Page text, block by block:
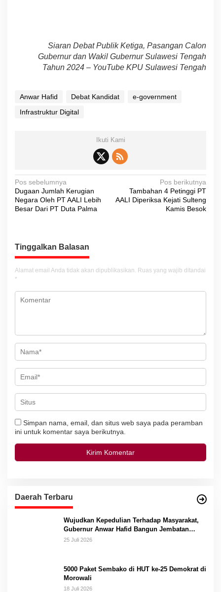
Siaran Debat Publik Ketiga, Pasangan Calon
Gubernur dan Wakil Gubernur Sulawesi Tengah
Tahun 2024 – YouTube KPU Sulawesi Tengah
Anwar Hafid Debat Kandidat
e-government
Infrastruktur Digital
Ikuti Kami
N
a
v
a
s
i
p
Pos sebelumnya
Dugaan Jumlah Kerugian
Negara Oleh PT AALI Lebih
Besar Dari PT Duta Palma
Pos berikutnya
Tambahan 4 Petinggi PT
AALI Diperiksa Kejati Sulteng
Kamis Besok
Tinggalkan Balasan
Alamat email Anda tidak akan dipublikasikan. Ruas yang wajib ditandai
*
Simpan nama, email, dan situs web saya pada peramban
ini untuk komentar saya berikutnya.
Daerah Terbaru
Wujudkan Kepedulian Terhadap Masyarakat,
Gubernur Anwar Hafid Bangun Jembatan
Gantung Masungkang dengan Dana Pribadi
25 Juli 2026
5000 Paket Sembako di HUT ke-25 Demokrat di
Morowali
18 Juli 2026